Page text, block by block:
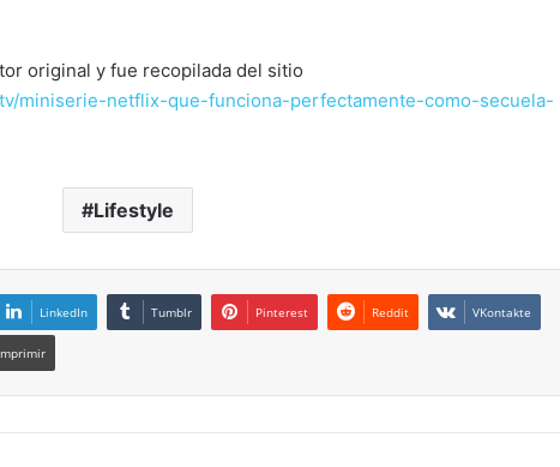
original y fue recopilada del sitio
miniserie-netflix-que-funciona-perfectamente-como-secuela-
Lifestyle
LinkedIn Tumblr Pinterest Reddit VKontakte